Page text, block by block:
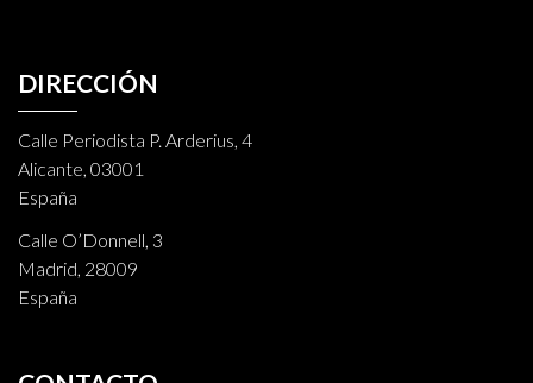
DIRECCIÓN
Calle Periodista P. Arderius, 4
Alicante, 03001
España
Calle O’Donnell, 3
Madrid, 28009
España